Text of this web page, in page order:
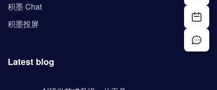
积墨 Chat
积墨投屏
Latest blog